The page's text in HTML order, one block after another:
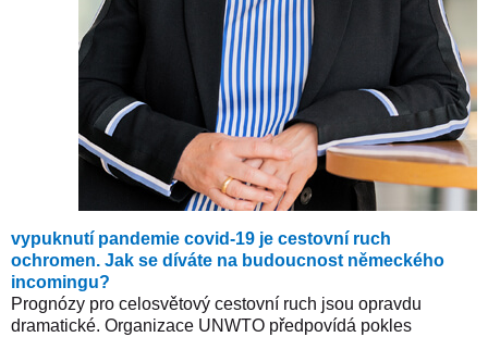
vypuknutí pandemie covid-19 je cestovní ruch
ochromen. Jak se díváte na budoucnost německého
incomingu?
Prognózy pro celosvětový cestovní ruch jsou opravdu
dramatické. Organizace UNWTO předpovídá pokles